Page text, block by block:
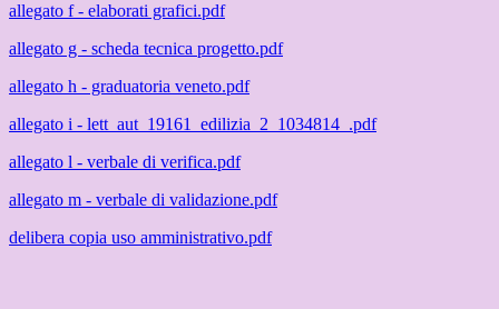
allegato f - elaborati grafici.pdf
allegato g - scheda tecnica progetto.pdf
allegato h - graduatoria veneto.pdf
allegato i - lett_aut_19161_edilizia_2_1034814_.pdf
allegato l - verbale di verifica.pdf
allegato m - verbale di validazione.pdf
delibera copia uso amministrativo.pdf